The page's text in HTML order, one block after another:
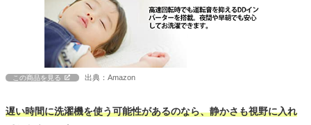
この商品を見る 出典：Amazon
遅い時間に洗濯機を使う可能性があるのなら、静かさも視野に入れ